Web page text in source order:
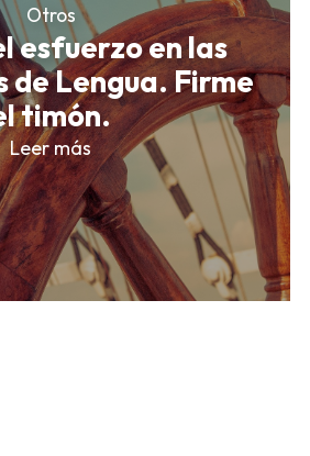
Otros
esfuerzo en las
de Lengua. Firme
timón.
Leer más